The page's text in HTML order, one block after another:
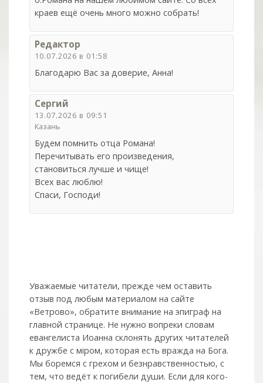
краев ещё очень много можно собрать!
Редактор
10.07.2026 в 01:58
Благодарю Вас за доверие, Анна!
Сергий
13.07.2026 в 09:51
Казань
Будем помнить отца Романа!
Перечитывать его произведения,
становиться лучше и чище!
Всех вас люблю!
Спаси, Господи!
Уважаемые читатели, прежде чем оставить
отзыв под любым материалом на сайте
«Ветрово», обратите внимание на эпиграф на
главной странице. Не нужно вопреки словам
евангелиста Иоанна склонять других читателей
к дружбе с мiром, которая есть вражда на Бога.
Мы боремся с грехом и без­нрав­ствен­ностью, с
тем, что ведёт к погибели души. Если для кого-